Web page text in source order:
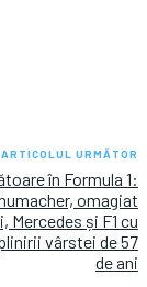
ARTICOLUL URMĂTOR
în Formula 1:
omagiat
Mercedes și F1 cu
vârstei de 57
de ani